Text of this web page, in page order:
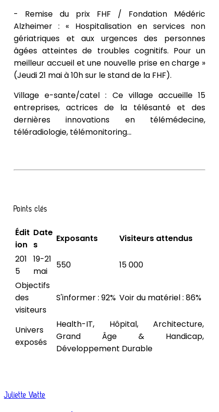
- Remise du prix FHF / Fondation Médéric
Alzheimer : « Hospitalisation en services non
gériatriques et aux urgences des personnes
âgées atteintes de troubles cognitifs. Pour un
meilleur accueil et une nouvelle prise en charge »
(Jeudi 21 mai à 10h sur le stand de la FHF).
Village e-sante/catel : Ce village accueille 15
entreprises, actrices de la télésanté et des
dernières innovations en télémédecine,
téléradiologie, télémonitoring...
Points clés
Édit
ion
Date
s
Exposants
Visiteurs attendus
201
5
19-21
mai
550
15 000
Objectifs
des
visiteurs
S'informer : 92% Voir du matériel : 86%
Univers
exposés
Health-IT, Hôpital, Architecture,
Grand Âge & Handicap,
Développement Durable
Juliette Viatte